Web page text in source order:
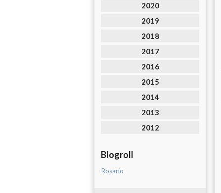
2020
2019
2018
2017
2016
2015
2014
2013
2012
Blogroll
Rosario